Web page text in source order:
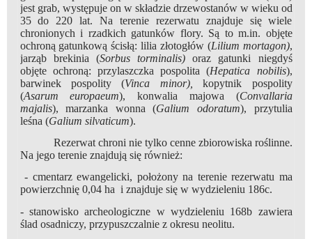
jest grab, występuje on w składzie drzewostanów w wieku od
35 do 220 lat. Na terenie rezerwatu znajduje się wiele
chronionych i rzadkich gatunków flory. Są to m.in. objęte
ochroną gatunkową ścisłą: lilia złotogłów (Lilium mortagon),
jarząb brekinia (Sorbus torminalis)oraz gatunki niegdyś
objęte ochroną: przylaszczka pospolita (Hepatica nobilis),
barwinek pospolity (Vinca minor),kopytnik pospolity
(Asarum europaeum), konwalia majowa (Convallaria
majalis), marzanka wonna (Galium odoratum), przytulia
leśna (Galium silvaticum).
Rezerwat chroni nie tylko cenne zbiorowiska roślinne.
Na jego terenie znajdują się również:
- cmentarz ewangelicki, położony na terenie rezerwatu ma
powierzchnię 0,04 ha i znajduje się w wydzieleniu 186c.
- stanowisko archeologiczne w wydzieleniu 168b zawiera
ślad osadniczy, przypuszczalnie z okresu neolitu.